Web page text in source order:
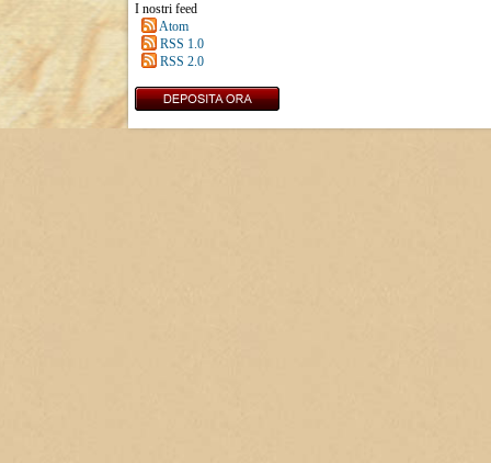
I nostri feed
Atom
RSS 1.0
RSS 2.0